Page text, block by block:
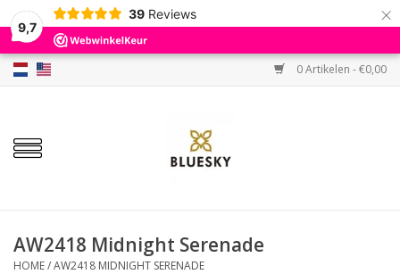
9,7
39 Reviews ×
0 Artikelen - €0,00
Home
Kleuren
Base & Top
AW2418 Midnight Serenade
HOME/AW2418 MIDNIGHT SERENADE